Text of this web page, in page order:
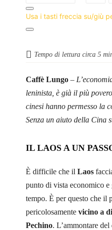
Usa i tasti freccia su/giù
Tempo di lettura circa 5
Caffè Lungo –
leninista, è già il più
cinesi hanno permesso la
Senza un aiuto della Cina
IL LAOS A UN
È difficile che il Laos
punto di vista economico
tempo. È per questo che il
pericolosamente vicino a
Pechino. L’ammontare